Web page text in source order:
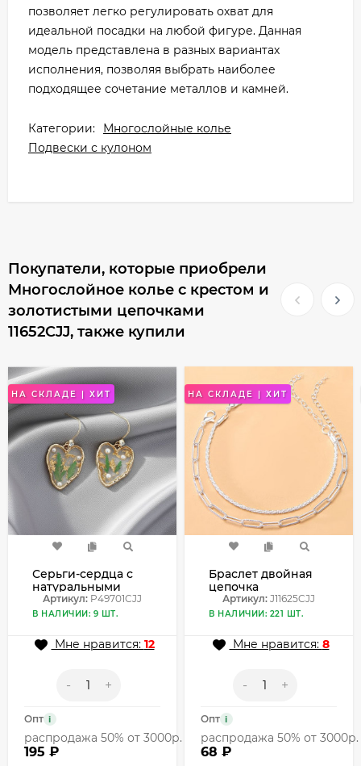
позволяет легко регулировать охват для
идеальной посадки на любой фигуре. Данная
модель представлена в разных вариантах
исполнения, позволяя выбрать наиболее
подходящее сочетание металлов и камней.
Категории:
Многослойные колье
Подвески с кулоном
Покупатели, которые приобрели
Многослойное колье с крестом и
золотистыми цепочками
11652CJJ, также купили
НА СКЛАДЕ | ХИТ
Серьги-сердца с
натуральными
сухоцветами
P49701CJJ
Артикул: P49701CJJ
В НАЛИЧИИ: 9 ШТ.
Мне нравится: 12
- +
Опт i
распродажа 50% от 3000р.
195 ₽
НА СКЛАДЕ | ХИТ
Браслет двойная
цепочка
серебристого
цвета J11625CJJ
Артикул: J11625CJJ
В НАЛИЧИИ: 221 ШТ.
Мне нравится: 8
- +
Опт i
распродажа 50% от 3000р.
68 ₽